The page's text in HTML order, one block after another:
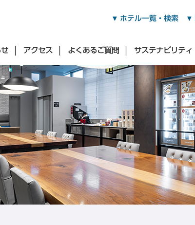
ホテル一覧・検索
アクセス よくあるご質問 サステナビリティ
・青山・目黒・世田谷エリア
ステイ渋谷
ステイ渋谷 新南口
ステイ渋谷 恵比寿
年3月17日オープン）
ステイ青山プレミア
急ステイ目黒・祐天寺
ステイ用賀